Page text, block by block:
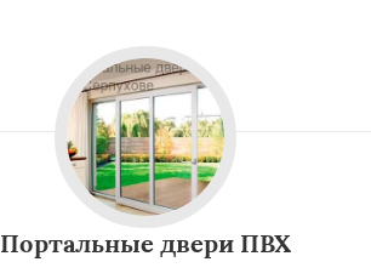
Портальные двери ПВХ